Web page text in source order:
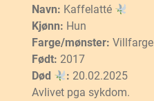
Navn: Kaffelatté
Kjønn: Hun
Farge/mønster: Villfarge
Født: 2017
Død
: 20.02.2025
Avlivet pga sykdom.